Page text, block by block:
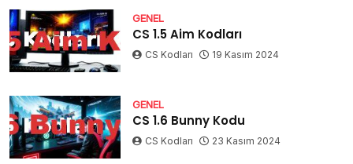
GENEL
CS 1.5 Aim Kodları
CS Kodları 19 Kasım 2024
GENEL
CS 1.6 Bunny Kodu
CS Kodları 23 Kasım 2024